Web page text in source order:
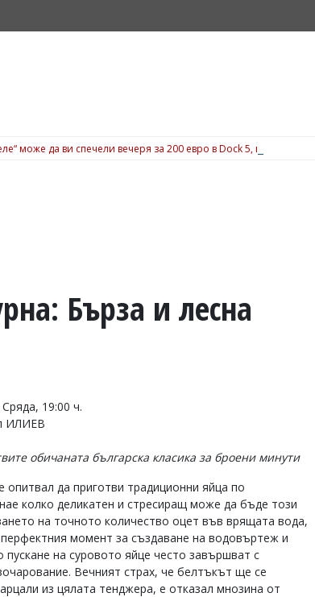
може да ви спечели вечеря за 200 евро в Dock 5, вижте
Бърза и лесна
Сряда, 19:00 ч.
ИЛИЕВ
обичаната българска класика за броени минути
опитвал да приготви традиционни яйца по
колко деликатен и стресиращ може да бъде този
на точното количество оцет във врящата вода,
момент за създаване на водовъртеж и
пускане на суровото яйце често завършват с
Вечният страх, че белтъкът ще се
из цялата тенджера, е отказал мнозина от